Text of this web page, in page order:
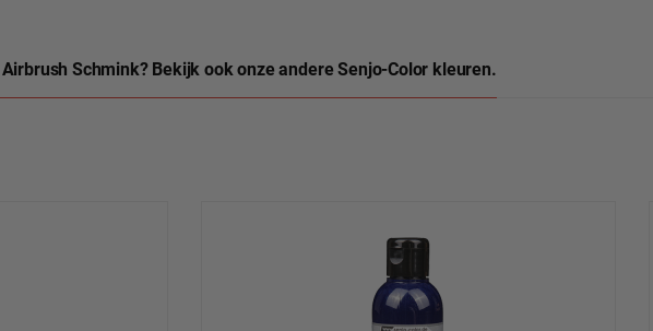
Schmink? Bekijk ook onze andere Senjo-Color kleuren.